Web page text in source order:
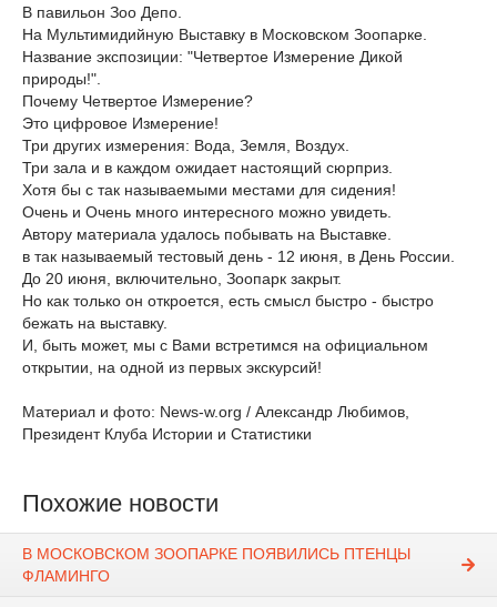
В павильон Зоо Депо.
На Мультимидийную Выставку в Московском Зоопарке.
Название экспозиции: "Четвертое Измерение Дикой
природы!".
Почему Четвертое Измерение?
Это цифровое Измерение!
Три других измерения: Вода, Земля, Воздух.
Три зала и в каждом ожидает настоящий сюрприз.
Хотя бы с так называемыми местами для сидения!
Очень и Очень много интересного можно увидеть.
Автору материала удалось побывать на Выставке.
в так называемый тестовый день - 12 июня, в День России.
До 20 июня, включительно, Зоопарк закрыт.
Но как только он откроется, есть смысл быстро - быстро
бежать на выставку.
И, быть может, мы с Вами встретимся на официальном
открытии, на одной из первых экскурсий!
Материал и фото: News-w.org / Александр Любимов,
Президент Клуба Истории и Статистики
Похожие новости
В МОСКОВСКОМ ЗООПАРКЕ ПОЯВИЛИСЬ ПТЕНЦЫ
ФЛАМИНГО